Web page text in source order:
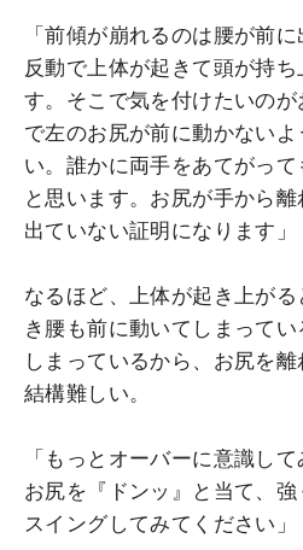
「前傾が崩れるのは腰が前
反動で上体が起きて頭が持
す。そこで気を付けたいの
で左のお尻が前に動かない
い。誰かに両手をあてがっ
と思います。お尻が手から
出ていない証明になります」
なるほど、上体が起き上が
き腰も前に動いてしまって
しまっているから、お尻を
結構難しい。
「もっとオーバーに意識し
お尻を『ドンッ』と当て、
スイングしてみてください」